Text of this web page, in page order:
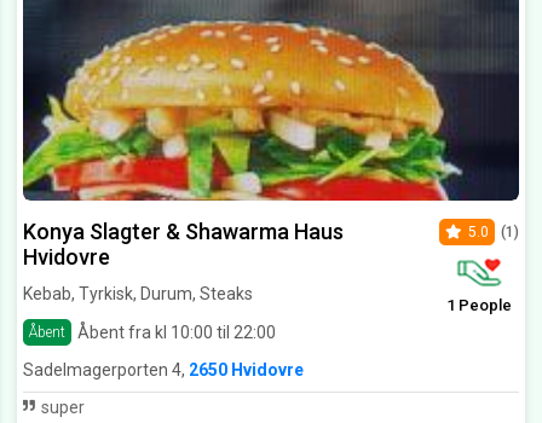
Konya Slagter & Shawarma Haus
Hvidovre
Kebab, Tyrkisk, Durum, Steaks
Åbent Åbent fra kl 10:00 til 22:00
5.0 (1)
1 People
Sadelmagerporten 4, 2650 Hvidovre
super